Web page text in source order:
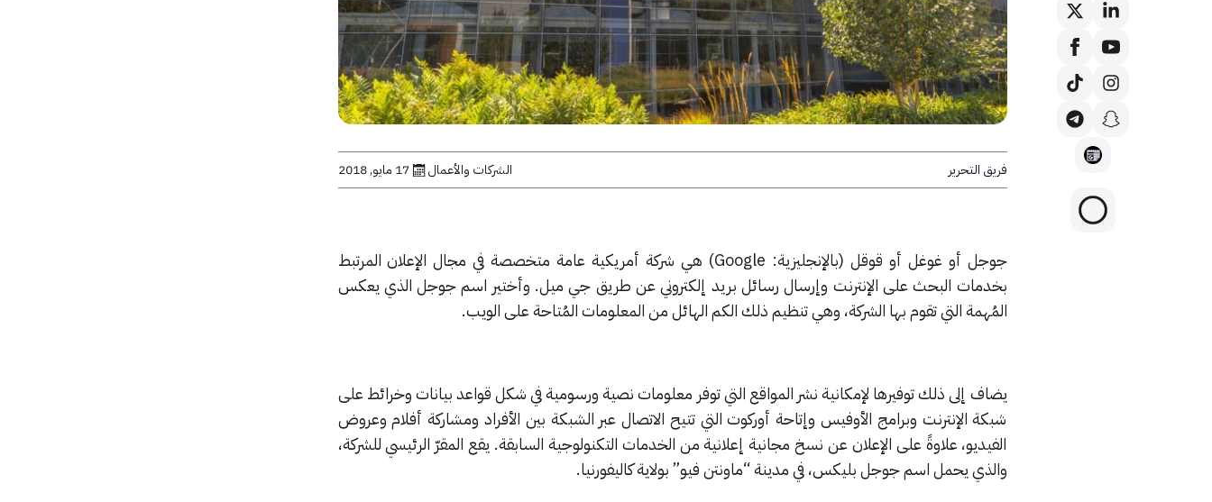
فريق التحرير الشركات والأعمال 17 مايو, 2018
جوجل أو غوغل أو قوقل (بالإنجليزية: Google) هي شركة أمريكية عامة متخصصة في مجال الإعلان المرتبط
بخدمات البحث على الإنترنت وإرسال رسائل بريد إلكتروني عن طريق جي ميل. وأختير اسم جوجل الذي يعكس
المُهمة التي تقوم بها الشركة، وهي تنظيم ذلك الكم الهائل من المعلومات المُتاحة على الويب.
يضاف إلى ذلك توفيرها لإمكانية نشر المواقع التي توفر معلومات نصية ورسومية في شكل قواعد بيانات وخرائط على
شبكة الإنترنت وبرامج الأوفيس وإتاحة أوركوت التي تتيح الاتصال عبر الشبكة بين الأفراد ومشاركة أفلام وعروض
الفيديو، علاوةً على الإعلان عن نسخ مجانية إعلانية من الخدمات التكنولوجية السابقة. يقع المقرّ الرئيسي للشركة،
والذي يحمل اسم جوجل بليكس، في مدينة “ماونتن فيو” بولاية كاليفورنيا.